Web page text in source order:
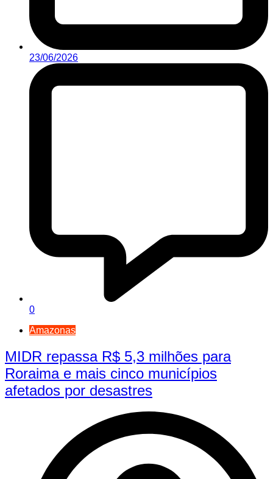
23/06/2026
0
Amazonas
MIDR repassa R$ 5,3 milhões para
Roraima e mais cinco municípios
afetados por desastres